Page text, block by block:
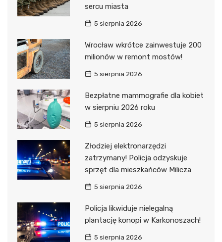
sercu miasta
5 sierpnia 2026
Wrocław wkrótce zainwestuje 200
milionów w remont mostów!
5 sierpnia 2026
Bezpłatne mammografie dla kobiet
w sierpniu 2026 roku
5 sierpnia 2026
Złodziej elektronarzędzi
zatrzymany! Policja odzyskuje
sprzęt dla mieszkańców Milicza
5 sierpnia 2026
Policja likwiduje nielegalną
plantację konopi w Karkonoszach!
5 sierpnia 2026